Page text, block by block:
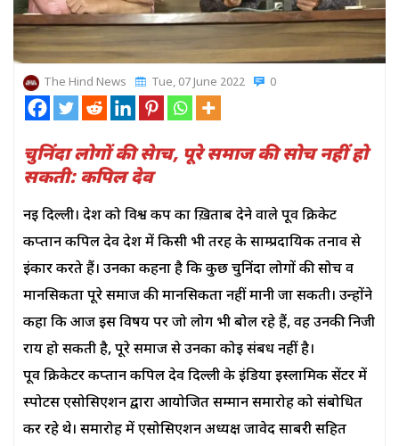
The Hind News Tue, 07 June 2022 0
चुनिंदा लोगों की सेाच, पूरे समाज की सोच नहीं हो
सकती: कपिल देव
नई दिल्ली। देश को विश्व कप का ख़िताब देने वाले पूर्व क्रिकेट
कप्तान कपिल देव देश में किसी भी तरह के साम्प्रदायिक तनाव से
इंकार करते हैं। उनका कहना है कि कुछ चुनिंदा लोगों की सोच व
मानसिकता पूरे समाज की मानसिकता नहीं मानी जा सकती। उन्होंने
कहा कि आज इस विषय पर जो लोग भी बोल रहे हैं, वह उनकी निजी
राय हो सकती है, पूरे समाज से उनका कोई संबध नहीं है।
पूर्व क्रिकेटर कप्तान कपिल देव दिल्ली के इंडिया इस्लामिक सेंटर में
स्पोर्टस एसोसिएशन द्वारा आयोजित सम्मान समारोह को संबोधित
कर रहे थे। समारोह में एसोसिएशन अध्यक्ष जावेद साबरी सहित